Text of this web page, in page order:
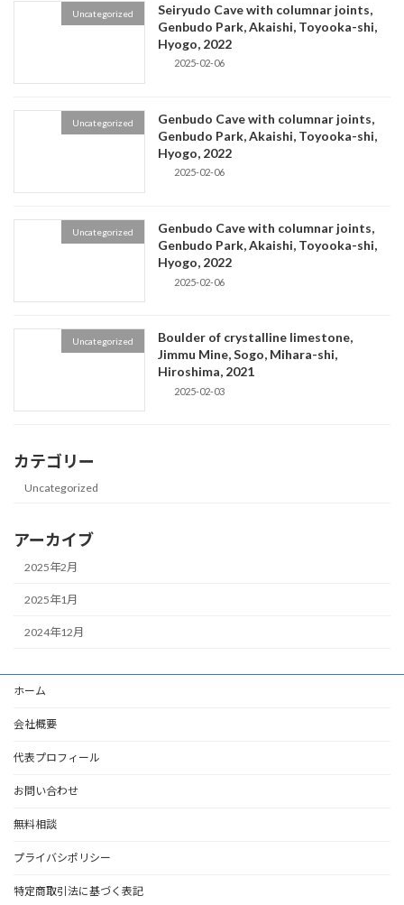
Uncategorized
Seiryudo Cave with columnar joints,
Genbudo Park, Akaishi, Toyooka-shi,
Hyogo, 2022
2025-02-06
Uncategorized
Genbudo Cave with columnar joints,
Genbudo Park, Akaishi, Toyooka-shi,
Hyogo, 2022
2025-02-06
Uncategorized
Genbudo Cave with columnar joints,
Genbudo Park, Akaishi, Toyooka-shi,
Hyogo, 2022
2025-02-06
Uncategorized
Boulder of crystalline limestone,
Jimmu Mine, Sogo, Mihara-shi,
Hiroshima, 2021
2025-02-03
カテゴリー
Uncategorized
アーカイブ
2025年2月
2025年1月
2024年12月
ホーム
会社概要
代表プロフィール
お問い合わせ
無料相談
プライバシポリシー
特定商取引法に基づく表記